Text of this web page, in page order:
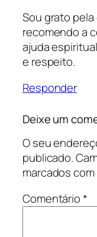
Sou grato
recomendo a
ajuda
e respeito.
Responder
Deixe um
O seu
publicado.
marcados com
Comentário*